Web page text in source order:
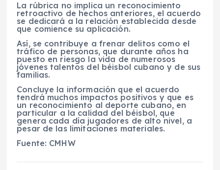
La rúbrica no implica un reconocimiento
retroactivo de hechos anteriores, el acuerdo
se dedicará a la relación establecida desde
que comience su aplicación.
Así, se contribuye a frenar delitos como el
tráfico de personas, que durante años ha
puesto en riesgo la vida de numerosos
jóvenes talentos del béisbol cubano y de sus
familias.
Concluye la información que el acuerdo
tendrá muchos impactos positivos y que es
un reconocimiento al deporte cubano, en
particular a la calidad del béisbol, que
genera cada día jugadores de alto nivel, a
pesar de las limitaciones materiales.
Fuente: CMHW